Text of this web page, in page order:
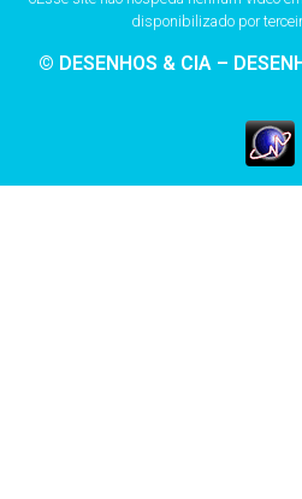
disponibilizado por
© DESENHOS & CIA –